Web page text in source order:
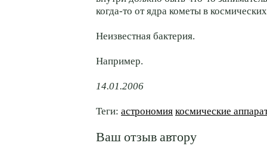
когда-то от ядра кометы в
Неизвестная бактерия.
Например.
14.01.2006
Теги: астрономия космические
Ваш отзыв автору